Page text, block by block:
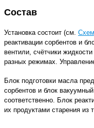
Состав
Установка состоит (см.
реактивации сорбентов и
вентили, счётчики
разных режимах.
Блок подготовки масла
сорбентов и блок
соответственно. Блок
их продуктами старения из